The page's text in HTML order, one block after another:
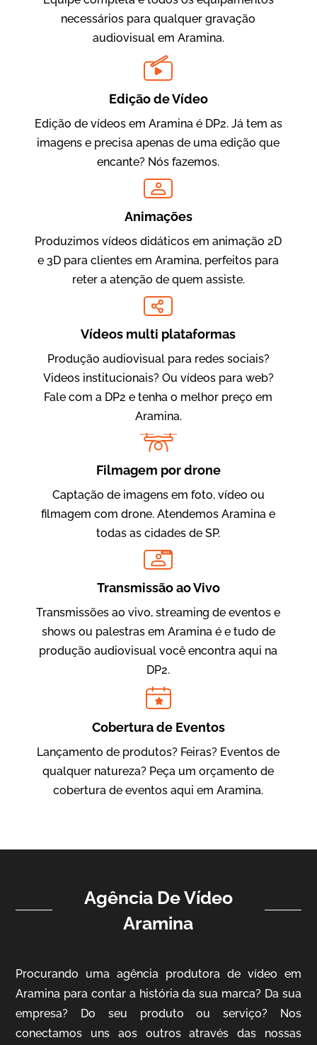
Vídeo Institucional
Amigo Edu
Evolucional
Vídeos para Treinamentos
IBCC
Vídeo Institucional
Vídeo Institucional
necessários para qualquer gravação
audiovisual em Aramina.
Edição de Vídeo
Edição de vídeos em Aramina é DP2. Já tem as
imagens e precisa apenas de uma edição que
encante? Nós fazemos.
Animações
Produzimos vídeos didáticos em animação 2D
e 3D para clientes em Aramina, perfeitos para
reter a atenção de quem assiste.
Vídeos multi plataformas
Produção audiovisual para redes sociais?
Videos institucionais? Ou vídeos para web?
Fale com a DP2 e tenha o melhor preço em
Aramina.
Filmagem por drone
Captação de imagens em foto, vídeo ou
filmagem com drone. Atendemos Aramina e
todas as cidades de SP.
LIVE
Transmissão ao Vivo
Transmissões ao vivo, streaming de eventos e
shows ou palestras em Aramina é e tudo de
produção audiovisual você encontra aqui na
DP2.
Cobertura de Eventos
Lançamento de produtos? Feiras? Eventos de
qualquer natureza? Peça um orçamento de
cobertura de eventos aqui em Aramina.
Agência De Vídeo
Aramina
Procurando uma agência produtora de vídeo em
Aramina para contar a história da sua marca? Da sua
empresa? Do seu produto ou serviço? Nos
conectamos uns aos outros através das nossas